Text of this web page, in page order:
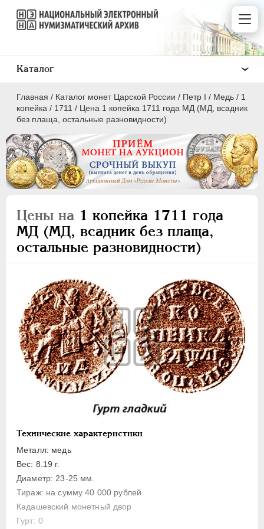
Главная / Каталог монет Царской России / Пeтр I / Медь / 1
копейка / 1711 / Цена 1 копейка 1711 года МД (МД, всадник
без плаща, остальные разновидности)
Цены на 1 копейка 1711 года
МД (МД, всадник без плаща,
остальные разновидности)
Технические характеристики
Металл: медь
Вес: 8.19 г.
Диаметр: 23-25 мм.
Тираж: на сумму 40 000 рублей
Кадашевский монетный двор
Гурт: 0
Каталог
ПEТР I 1699 - 1725
Серебро
Медь
5 копеек
Полушка
Полполушки
Пробные
Для Речи Посполитой
Монетовидные жетоны
ЕКАТЕРИНА I 1725-1727
1727-1729
АННА ИОАННОВНА 1730-1740
ИОАНН АНТОНОВИЧ
ЕЛИЗАВЕТА
ПЕТР III 1762-1762
ЕКАТЕРИНА II 1762-1796
ПАВЕЛ I 1796-1801